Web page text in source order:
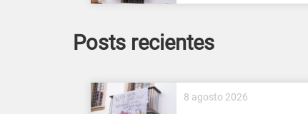
Posts recientes
8 agosto 2026